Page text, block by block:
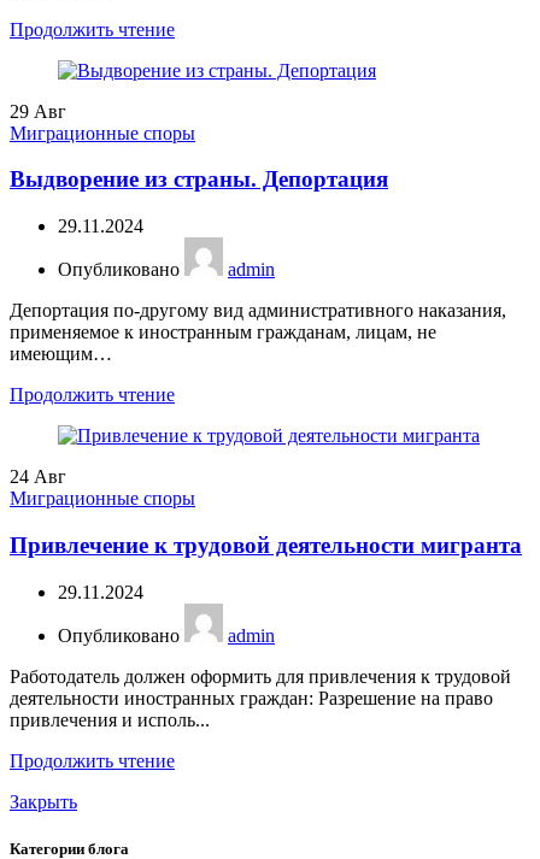
Продолжить чтение
29 Авг
Миграционные споры
Выдворение из страны. Депортация
29.11.2024
Опубликовано
admin
Депортация по-другому вид административного наказания,
применяемое к иностранным гражданам, лицам, не
имеющим…
Продолжить чтение
24 Авг
Миграционные споры
Привлечение к трудовой деятельности мигранта
29.11.2024
Опубликовано
admin
Работодатель должен оформить для привлечения к трудовой
деятельности иностранных граждан: Разрешение на право
привлечения и исполь...
Продолжить чтение
Закрыть
Категории блога